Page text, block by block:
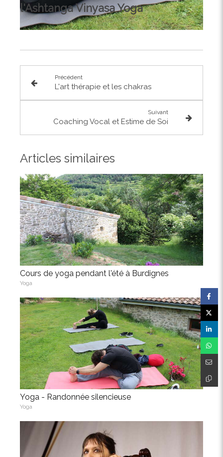
l'Ashtanga Vinyasa Yoga
Précédent
L'art thérapie et les chakras
Suivant
Coaching Vocal et Estime de Soi
Articles similaires
Cours de yoga pendant l'été à Burdignes
Yoga
Yoga - Randonnée silencieuse
Yoga